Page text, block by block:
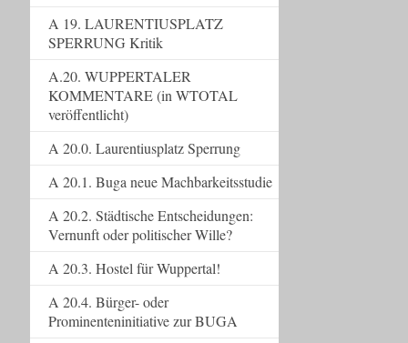
A 19. LAURENTIUSPLATZ
SPERRUNG Kritik
A.20. WUPPERTALER
KOMMENTARE (in WTOTAL
veröffentlicht)
A 20.0. Laurentiusplatz Sperrung
A 20.1. Buga neue Machbarkeitsstudie
A 20.2. Städtische Entscheidungen:
Vernunft oder politischer Wille?
A 20.3. Hostel für Wuppertal!
A 20.4. Bürger- oder
Prominenteninitiative zur BUGA